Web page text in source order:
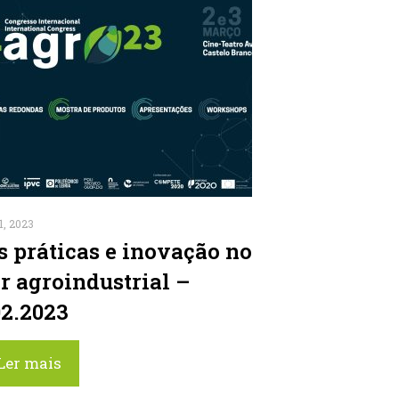
2023
práticas e inovação no
agroindustrial –
mais